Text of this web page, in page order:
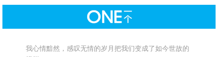
我心情黯然，感叹无情的岁月把我们变成了如今世故的